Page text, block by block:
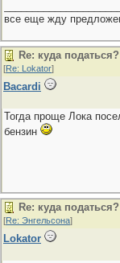
все еще жду
Re: куда
[Re: Lokator]
Bacardi
Тогда проще Лока
бензин
Re: куда
[Re: Энгельсона]
Lokator